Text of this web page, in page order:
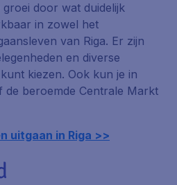
door wat duidelijk
in zowel het
van Riga. Er zijn
en diverse
kiezen. Ook kun je in
de beroemde Centrale Markt
uitgaan in Riga >>